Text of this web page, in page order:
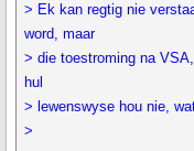
> Ek kan regtig nie
word, maar
> die toestroming na
hul
> lewenswyse hou nie,
>